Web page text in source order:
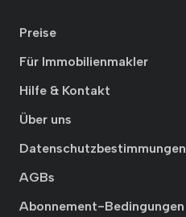
Preise
Für Immobilienmakler
Hilfe & Kontakt
Über uns
Datenschutzbestimmungen
AGBs
Abonnement-Bedingungen